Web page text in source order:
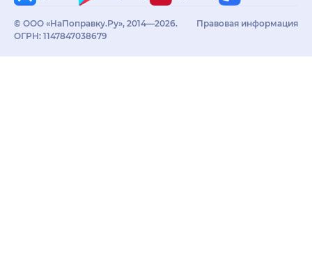
© ООО «НаПоправку.Ру», 2014—2026.
ОГРН: 1147847038679
Правовая информация